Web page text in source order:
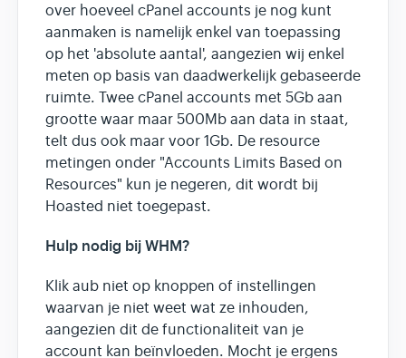
over hoeveel cPanel accounts je nog kunt
aanmaken is namelijk enkel van toepassing
op het 'absolute aantal', aangezien wij enkel
meten op basis van daadwerkelijk gebaseerde
ruimte. Twee cPanel accounts met 5Gb aan
grootte waar maar 500Mb aan data in staat,
telt dus ook maar voor 1Gb. De resource
metingen onder "Accounts Limits Based on
Resources" kun je negeren, dit wordt bij
Hoasted niet toegepast.
Hulp nodig bij WHM?
Klik aub niet op knoppen of instellingen
waarvan je niet weet wat ze inhouden,
aangezien dit de functionaliteit van je
account kan beïnvloeden. Mocht je ergens